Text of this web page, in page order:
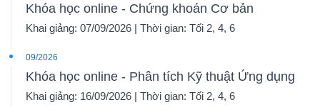
Khóa học online - Chứng khoán Cơ bản
Khai giảng: 07/09/2026 | Thời gian: Tối 2, 4, 6
09/2026
Khóa học online - Phân tích Kỹ thuật Ứng dụng
Khai giảng: 16/09/2026 | Thời gian: Tối 2, 4, 6